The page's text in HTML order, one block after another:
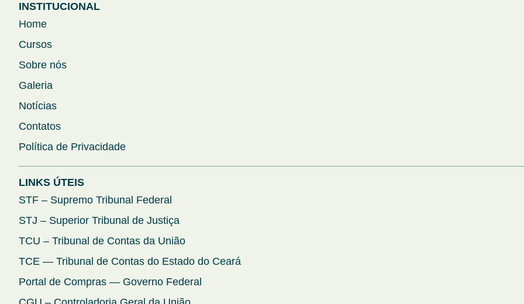
INSTITUCIONAL
Home
Cursos
Sobre nós
Galeria
Notícias
Contatos
Política de Privacidade
LINKS ÚTEIS
STF – Supremo Tribunal Federal
STJ – Superior Tribunal de Justiça
TCU – Tribunal de Contas da União
TCE — Tribunal de Contas do Estado do Ceará
Portal de Compras — Governo Federal